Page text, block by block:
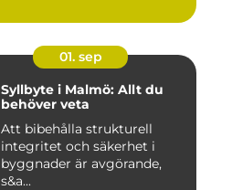
01. sep
Syllbyte i Malmö: Allt du
behöver veta
Att bibehålla strukturell
integritet och säkerhet i
byggnader är avgörande,
s&a...